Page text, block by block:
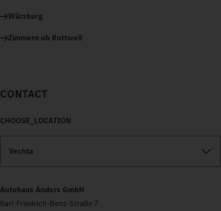
Würzburg
Zimmern ob Rottweil
CONTACT
CHOOSE_LOCATION
Vechta
Autohaus Anders GmbH
Karl-Friedrich-Benz-Straße 7